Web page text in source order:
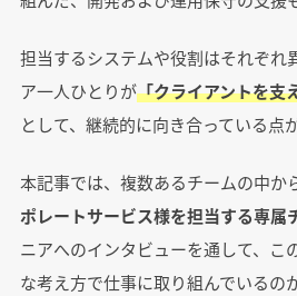
担当するシステムや役割はそれぞれ
ア一人ひとりが「クライアントを支
として、継続的に向き合っている点
本記事では、複数あるチームの中か
ポレートサービス様を担当する専属
ニアへのインタビューを通して、こ
な考え方で仕事に取り組んでいるの